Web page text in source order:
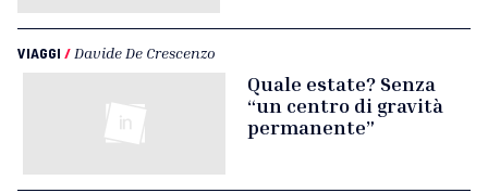
VIAGGI / Davide De Crescenzo
Quale estate? Senza
“un centro di gravità
permanente”